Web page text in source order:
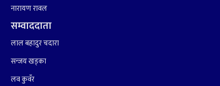
नारायण रावल
सम्वाददाता
लाल बहादुर चदारा
सन्जय खड्का
लव कुवँर